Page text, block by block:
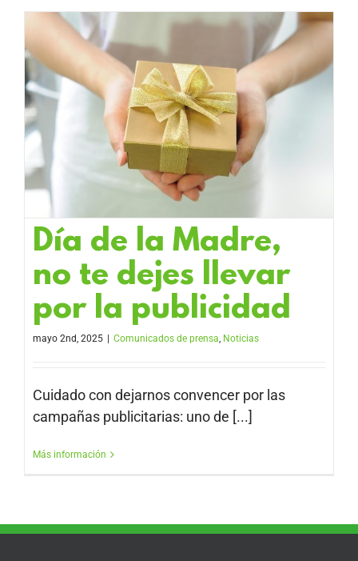
Día de la Madre,
no te dejes llevar
por la publicidad
mayo 2nd, 2025 | Comunicados de prensa Noticias
Cuidado con dejarnos convencer por las
campañas publicitarias: uno de [...]
Más información